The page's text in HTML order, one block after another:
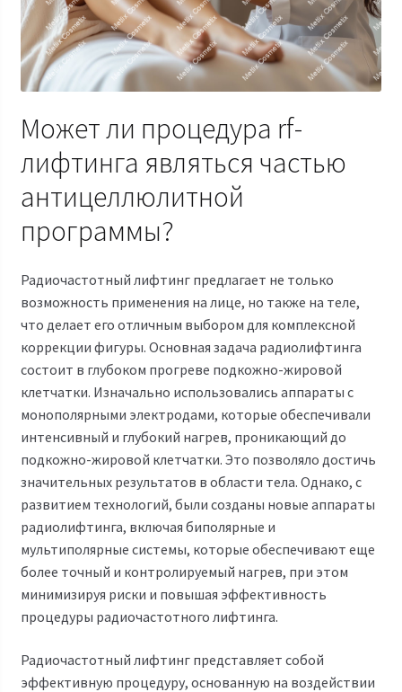
Может ли процедура rf-
лифтинга являться частью
антицеллюлитной
программы?
Радиочастотный лифтинг предлагает не только
возможность применения на лице, но также на теле,
что делает его отличным выбором для комплексной
коррекции фигуры. Основная задача радиолифтинга
состоит в глубоком прогреве подкожно-жировой
клетчатки. Изначально использовались аппараты с
монополярными электродами, которые обеспечивали
интенсивный и глубокий нагрев, проникающий до
подкожно-жировой клетчатки. Это позволяло достичь
значительных результатов в области тела. Однако, с
развитием технологий, были созданы новые аппараты
радиолифтинга, включая биполярные и
мультиполярные системы, которые обеспечивают еще
более точный и контролируемый нагрев, при этом
минимизируя риски и повышая эффективность
процедуры радиочастотного лифтинга.
Радиочастотный лифтинг представляет собой
эффективную процедуру, основанную на воздействии